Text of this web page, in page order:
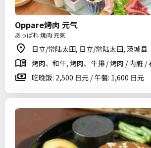
Oppare烤肉 元气
あっぱれ 焼肉 元気
日立/常陆太田, 日立/常陆太田, 茨城县
烤肉、和牛, 烤肉、牛排 / 烤肉 / 内脏 /
吃晚饭: 2,500 日元 / 午餐: 1,600 日元